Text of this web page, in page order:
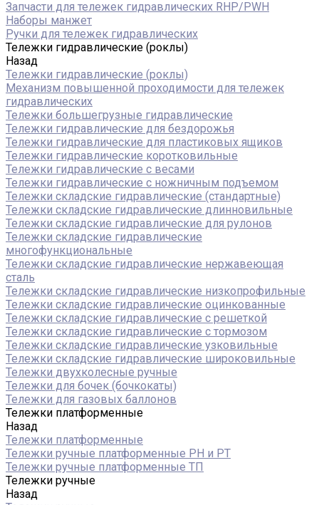
Запчасти для тележек гидравлических RHP/PWH
Наборы манжет
Ручки для тележек гидравлических
Тележки гидравлические (роклы)
Назад
Тележки гидравлические (роклы)
Механизм повышенной проходимости для тележек
гидравлических
Тележки большегрузные гидравлические
Тележки гидравлические для бездорожья
Тележки гидравлические для пластиковых ящиков
Тележки гидравлические коротковильные
Тележки гидравлические с весами
Тележки гидравлические с ножничным подъемом
Тележки складские гидравлические (стандартные)
Тележки складские гидравлические длинновильные
Тележки складские гидравлические для рулонов
Тележки складские гидравлические
многофункциональные
Тележки складские гидравлические нержавеющая
сталь
Тележки складские гидравлические низкопрофильные
Тележки складские гидравлические оцинкованные
Тележки складские гидравлические с решеткой
Тележки складские гидравлические с тормозом
Тележки складские гидравлические узковильные
Тележки складские гидравлические широковильные
Тележки двухколесные ручные
Тележки для бочек (бочкокаты)
Тележки для газовых баллонов
Тележки платформенные
Назад
Тележки платформенные
Тележки ручные платформенные PH и PT
Тележки ручные платформенные ТП
Тележки ручные
Назад